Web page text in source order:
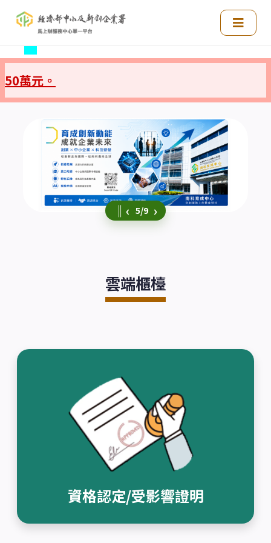
:::
‖ ‹ 5/9 ›
雲端櫃檯
資格認定/受影響證明